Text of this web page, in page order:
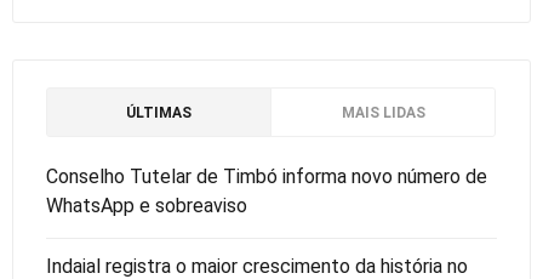
ÚLTIMAS MAIS LIDAS
Conselho Tutelar de Timbó informa novo número de
WhatsApp e sobreaviso
Indaial registra o maior crescimento da história no